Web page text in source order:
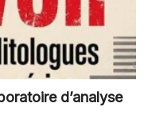
d’analyse